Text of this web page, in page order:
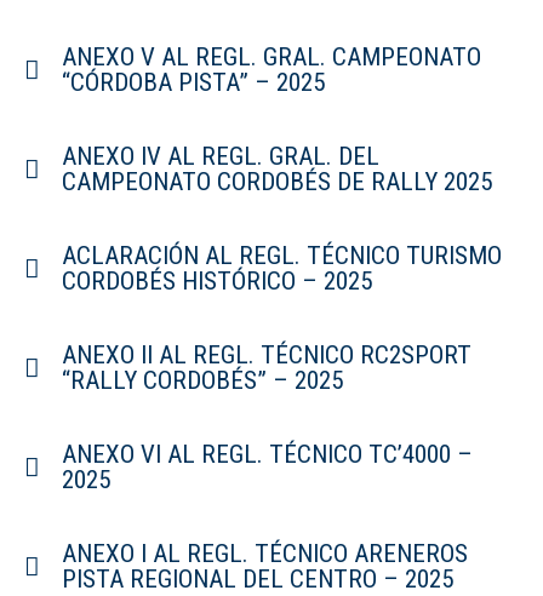
ANEXO V AL REGL. GRAL. CAMPEONATO
“CÓRDOBA PISTA” – 2025
ANEXO IV AL REGL. GRAL. DEL
CAMPEONATO CORDOBÉS DE RALLY 2025
ACLARACIÓN AL REGL. TÉCNICO TURISMO
CORDOBÉS HISTÓRICO – 2025
ANEXO II AL REGL. TÉCNICO RC2SPORT
“RALLY CORDOBÉS” – 2025
ANEXO VI AL REGL. TÉCNICO TC’4000 –
2025
ANEXO I AL REGL. TÉCNICO ARENEROS
PISTA REGIONAL DEL CENTRO – 2025